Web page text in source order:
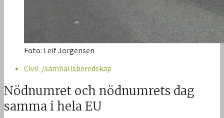
Foto: Leif Jörgensen
Civil-/samhällsberedskap
Nödnumret och nödnumrets dag
samma i hela EU